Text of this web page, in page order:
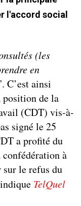
l'accord social
(les
en
C’est ainsi
position de la
(CDT) vis-à-
signé le 25
a profité du
confédération à
le refus du
TelQuel